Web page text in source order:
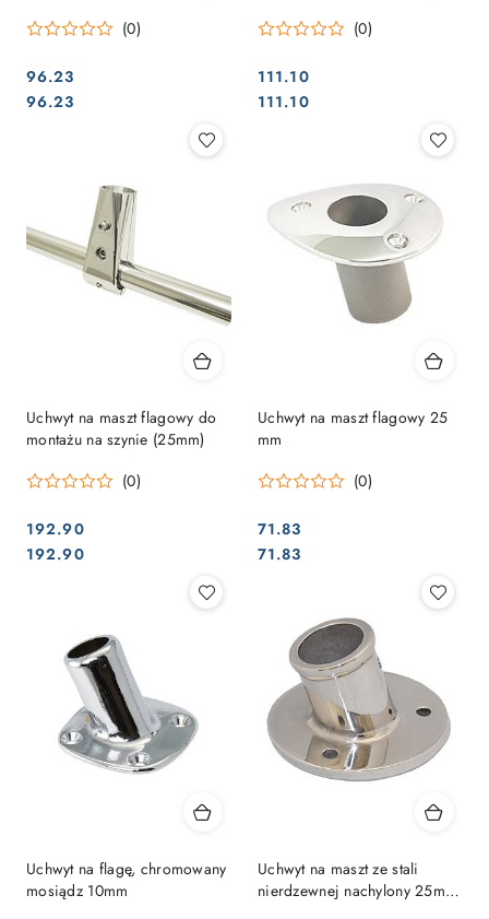
(0)
Cena:
96.23
Cena:
96.23
(0)
Cena:
111.10
Cena:
111.10
Uchwyt na maszt flagowy do
montażu na szynie (25mm)
(0)
Cena:
192.90
Cena:
192.90
Uchwyt na maszt flagowy 25
mm
(0)
Cena:
71.83
Cena:
71.83
Uchwyt na flagę, chromowany
mosiądz 10mm
Uchwyt na maszt ze stali
nierdzewnej nachylony 25mm